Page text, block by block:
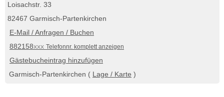
Loisachstr. 33
82467 Garmisch-Partenkirchen
E-Mail / Anfragen / Buchen
882158xxx Telefonnr. komplett anzeigen
Gästebucheintrag hinzufügen
Garmisch-Partenkirchen ( Lage / Karte )